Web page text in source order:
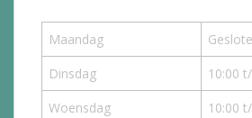
Maandag
Dinsdag
10:00
Woensdag
10:00